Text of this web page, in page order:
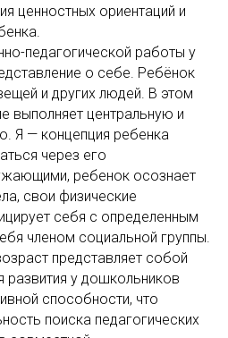
ценностных ориентаций и
педагогической работы у
о себе. Ребёнок
и других людей. В этом
выполняет центральную и
Я — концепция ребенка
через его
ребенок осознает
свои физические
себя с определенным
членом социальной группы.
представляет собой
развития у дошкольников
способности, что
поиска педагогических